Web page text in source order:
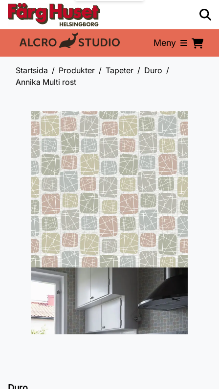
En del av: Meny
Startsida Produkter Tapeter
Duro
Annika Multi rost